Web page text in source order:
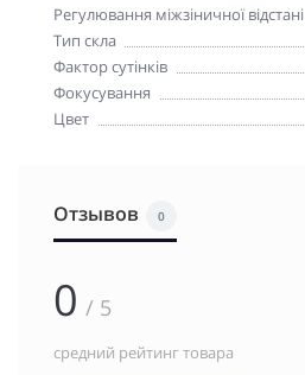
Регулювання міжзіничної відстані
Тип скла
Фактор сутінків
Фокусування
Цвет
Отзывов 0
0 / 5
средний рейтинг товара